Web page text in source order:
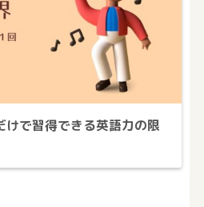
けで習得できる英語力の限